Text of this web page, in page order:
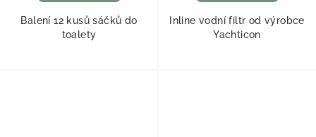
Balení 12 kusů sáčků do
toalety
Inline vodní filtr od výrobce
Yachticon